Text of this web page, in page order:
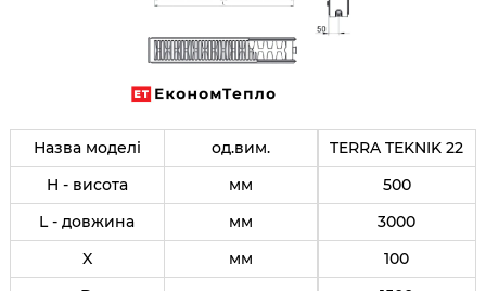
Назва моделі од.вим.
TERRA TEKNIK 22
H - висота
мм
500
L - довжина
мм
3000
X
мм
100